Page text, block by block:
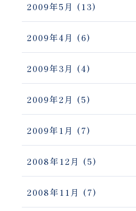
2009年5月 (13)
2009年4月 (6)
2009年3月 (4)
2009年2月 (5)
2009年1月 (7)
2008年12月 (5)
2008年11月 (7)